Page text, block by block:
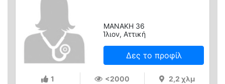
ΜΑΝΑΚΗ 36
Ίλιον, Αττική
Δες το προφίλ
1 <2000 2,2 χλμ